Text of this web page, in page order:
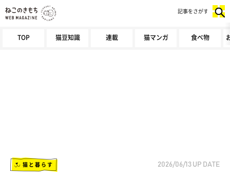
TOP 猫豆知識 連載 猫マンガ 食べ物
記事をさがす
猫と暮らす 2026/06/13 UP DATE